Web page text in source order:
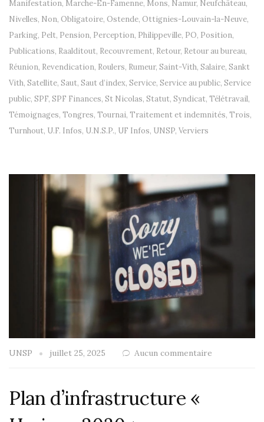
Manifestation, Marche-En-Famenne, Mons, Namur, Neufchâteau,
Nivelles, Non, Obligatoire, Ostende, Ottignies-Louvain-la-Neuve,
Parking, Pelt, Pension, Perception, Philippeville, PO, Position,
Publications, Raalditout, Recouvrement, Retour, Retour au bureau,
Réunion, Revendication, Roulers, Rumeur, Saint-Vith, Salaire, Sankt
Vith, Satellite, Saut, Saut d’index, Service, Service au public, Service
public, SPF, SPF Finances, St Nicolas, Statut, Syndicat, Télétravail,
Témoignages, Tongres, Tournai, Traitement et indemnités, Trois,
Turnhout, U.F. Infos, U.N.S.P., UF Infos, UNSP, Verviers
UNSP juillet 25, 2025 Aucun commentaire
Plan d’infrastructure «